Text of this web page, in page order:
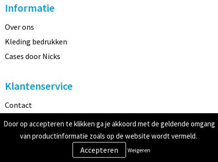
Informatie
Over ons
Kleding bedrukken
Cases door Nicks
Klantenservice
Contact
Verzending & Retourneren
Betaalmethoden
Door op accepteren te klikken ga je akkoord met de geldende omgang
van productinformatie zoals op de website wordt vermeld.
Weigeren